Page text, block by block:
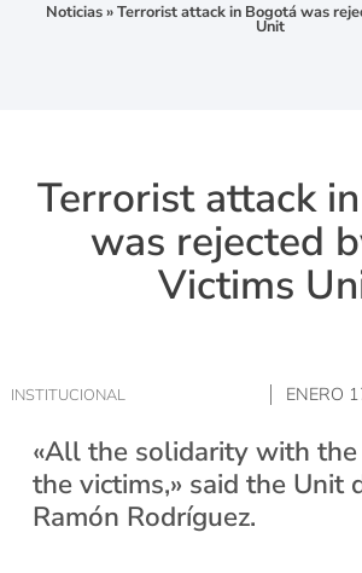
Noticias»Terrorist attack in Bogotá was
Unit
Terrorist attack
was rejected
Victims
INSTITUCIONAL ENERO
«All the solidarity with
the victims,» said the Unit
Ramón Rodríguez.